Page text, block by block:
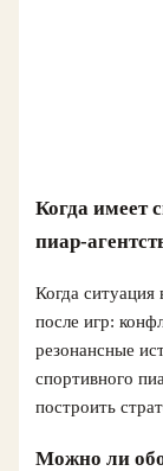
Когда имеет
пиар-
Когда
после игр:
резонансные
спортивного
построить
Можно ли